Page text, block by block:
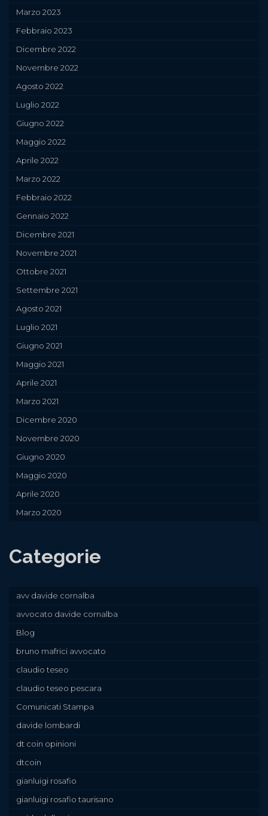
Marzo 2023
Febbraio 2023
Dicembre 2022
Novembre 2022
Agosto 2022
Luglio 2022
Giugno 2022
Maggio 2022
Aprile 2022
Marzo 2022
Febbraio 2022
Gennaio 2022
Dicembre 2021
Novembre 2021
Ottobre 2021
Settembre 2021
Agosto 2021
Luglio 2021
Giugno 2021
Maggio 2021
Aprile 2021
Marzo 2021
Dicembre 2020
Novembre 2020
Giugno 2020
Maggio 2020
Aprile 2020
Marzo 2020
Categorie
avv davide cornalba
avvocato davide cornalba
Blog
bruno mafrici avvocato
claudio teseo
claudio teseo pescara
Comunicati Stampa
davide lombardi
dt coin opinioni
dtcoin
gianluigi rosafio
gianluigi rosafio taurisano